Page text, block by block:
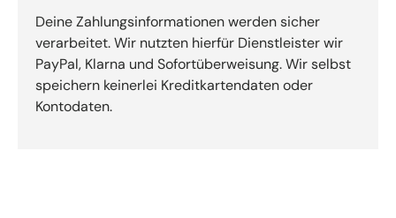
Deine Zahlungsinformationen werden sicher
verarbeitet. Wir nutzten hierfür Dienstleister wir
PayPal, Klarna und Sofortüberweisung. Wir selbst
speichern keinerlei Kreditkartendaten oder
Kontodaten.